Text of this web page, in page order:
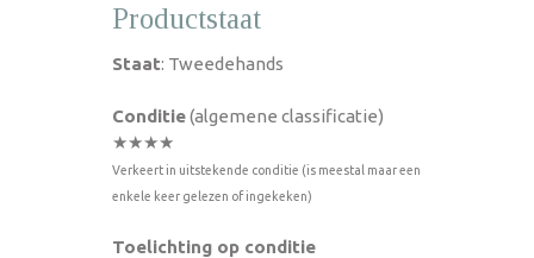
Productstaat
Staat: Tweedehands
Conditie(algemene classificatie)
★★★★
Verkeert in uitstekende conditie (is meestal maar een
enkele keer gelezen of ingekeken)
Toelichting op conditie